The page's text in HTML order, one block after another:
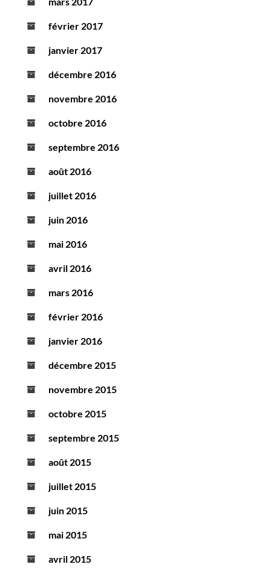
février 2017
janvier 2017
décembre 2016
novembre 2016
octobre 2016
septembre 2016
août 2016
juillet 2016
juin 2016
mai 2016
avril 2016
mars 2016
février 2016
janvier 2016
décembre 2015
novembre 2015
octobre 2015
septembre 2015
août 2015
juillet 2015
juin 2015
mai 2015
avril 2015